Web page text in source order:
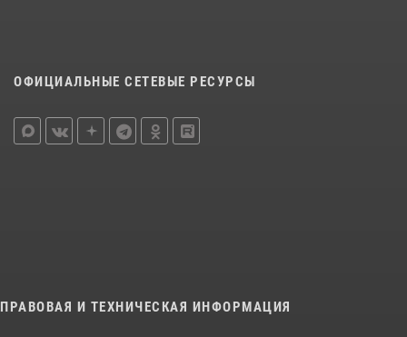
ОФИЦИАЛЬНЫЕ СЕТЕВЫЕ РЕСУРСЫ
ПРАВОВАЯ И ТЕХНИЧЕСКАЯ ИНФОРМАЦИЯ